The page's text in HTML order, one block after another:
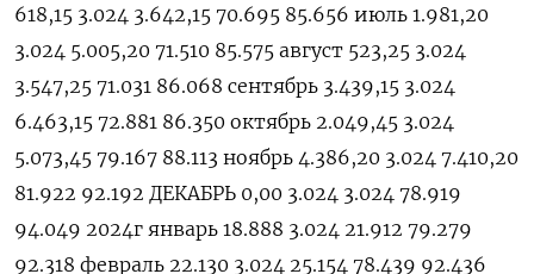
618,15 3.024 3.642,15 70.695 85.656 июль 1.981,20
3.024 5.005,20 71.510 85.575 август 523,25 3.024
3.547,25 71.031 86.068 сентябрь 3.439,15 3.‍024
6.463,15 72.881 86.350 октябрь 2.049,‍45 3.024
5.073,45 79.167 88.113 ноябрь 4.386,20 3.024 7.410,20
81.922 92.192 ДЕКАБРЬ 0,00 3.024 3.024 78.919
94.049 2024г январь 18.888 3.024 21.912 79.279
92.318 февраль 22.130 3.024 25.‍154 78.439 92.436